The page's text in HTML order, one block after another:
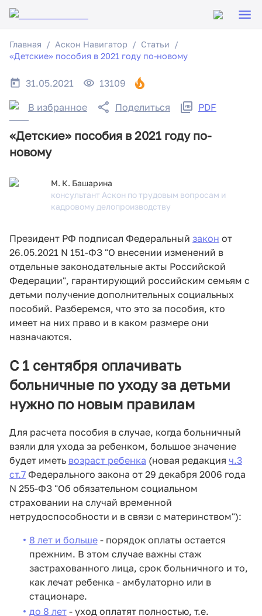
Главная Аскон Навигатор
Статьи
«Детские» пособия в 2021 году по-новому
31.05.2021 13109
В избранное Поделиться PDF
«Детские» пособия в 2021 году по-
новому
Президент РФ подписал Федеральный закон от
26.05.2021 N 151-ФЗ "О внесении изменений в
отдельные законодательные акты Российской
Федерации", гарантирующий российским семьям с
детьми получение дополнительных социальных
пособий. Разберемся, что это за пособия, кто
имеет на них право и в каком размере они
назначаются.
С 1 сентября оплачивать
больничные по уходу за детьми
нужно по новым правилам
Для расчета пособия в случае, когда больничный
взяли для ухода за ребенком, большое значение
будет иметь возраст ребенка (новая редакция ч.3
ст.7 Федерального закона от 29 декабря 2006 года
N 255-ФЗ "Об обязательном социальном
страховании на случай временной
нетрудоспособности и в связи с материнством"):
8 лет и больше- порядок оплаты остается
прежним. В этом случае важны стаж
застрахованного лица, срок больничного и то,
как лечат ребенка - амбулаторно или в
стационаре.
до 8 лет- уход оплатят полностью, т.е.
М. К. Башарина
консультант Аскон по трудовым вопросам и
кадровому делопроизводству